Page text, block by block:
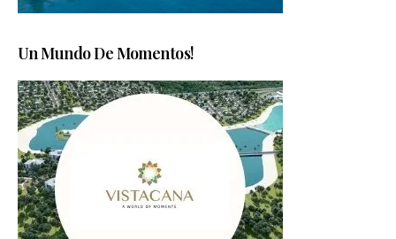
Un Mundo De Momentos!